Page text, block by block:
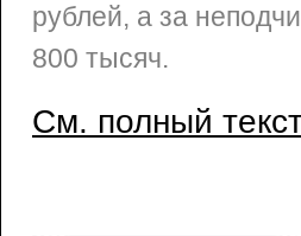
рублей, а за
800 тысяч.
См. полный